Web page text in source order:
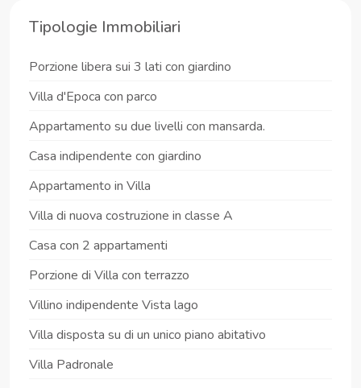
Tipologie Immobiliari
Porzione libera sui 3 lati con giardino
Villa d'Epoca con parco
Appartamento su due livelli con mansarda.
Casa indipendente con giardino
Appartamento in Villa
Villa di nuova costruzione in classe A
Casa con 2 appartamenti
Porzione di Villa con terrazzo
Villino indipendente Vista lago
Villa disposta su di un unico piano abitativo
Villa Padronale